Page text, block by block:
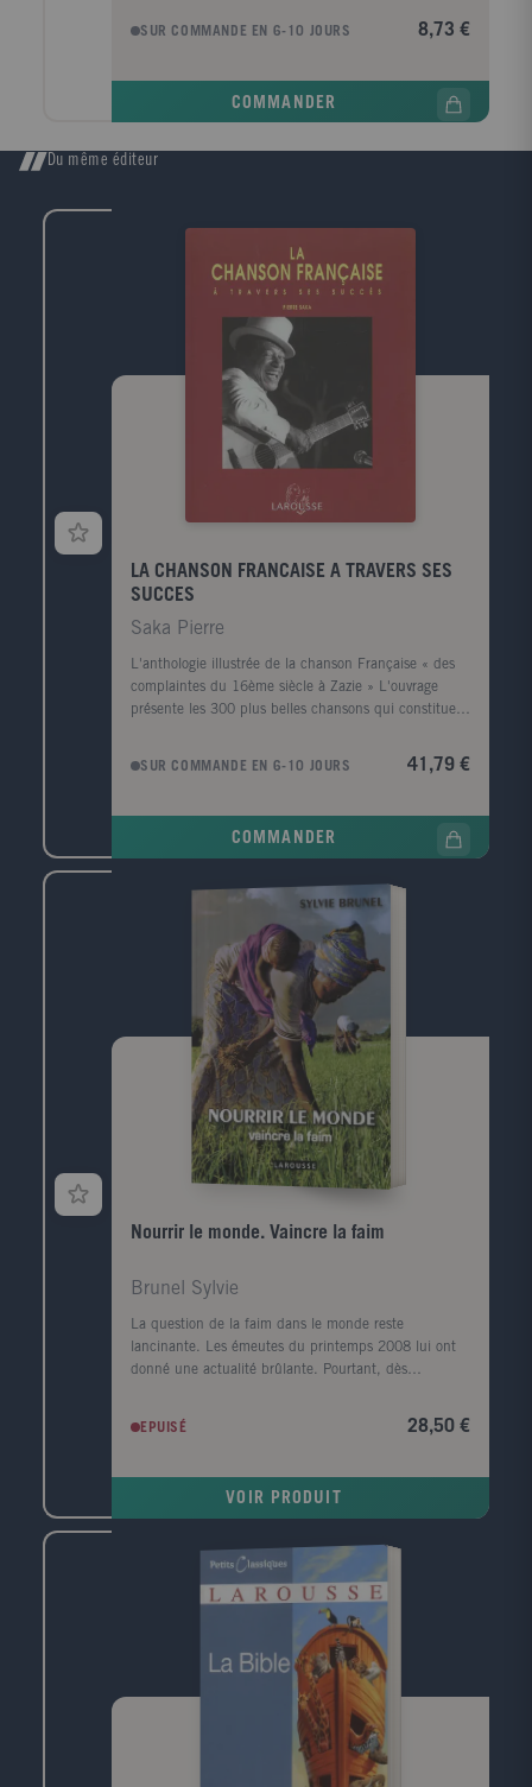
SUR COMMANDE EN 6-10 JOURS 8,73 €
COMMANDER
Du même éditeur
LA CHANSON FRANCAISE A TRAVERS SES
SUCCES
Saka Pierre
L'anthologie illustrée de la chanson Française « des
complaintes du 16ème siècle à Zazie » L'ouvrage
présente les 300 plus belles chansons qui constituent
comporte une introduction puis une vingtaine de
chansons classées chronologiquement, chacune étant
avec en moyenne 4 chansons par année. Un index
supplémentaires couvrent la période 1996-1999, avec
une dizaine de nouvelles chansons (Zazie, Garou,
Brigitte Fontaine, etc.) Public: Public familial pour
retrouver ensemble les grands succès de plusieurs
SUR COMMANDE EN 6-10 JOURS 41,79 €
COMMANDER
Nourrir le monde. Vaincre la faim
Brunel Sylvie
La question de la faim dans le monde reste
lancinante. Les émeutes du printemps 2008 lui ont
donné une actualité brûlante. Pourtant, dès
récoltes et la crise financière des pays riches faisaient
de nouveau passer au second plan le scandale de la
production alimentaire. Que les récoltes soient
reprennent le dessus: faire rouler les voitures (
agrocarburants ), produire en masse pour l'industrie
agroalimentaire ( OGM ), se débarrasser des
excédents qui font chuter les prix en les bradant sur
les marchés mondiaux... La faim silencieuse, celle
des pauvres, est de nouveau oubliée. Dans les
situations de guerre, ce sont les mouvements
caritatifs qui prennent en charge les affamés. Dans
les situations de paix, rares sont ceux qui se
préoccupent des malnutris. Pire encore: la nouvelle
religion du développement durable, en mettant
EPUISÉ 28,50 €
VOIR PRODUIT